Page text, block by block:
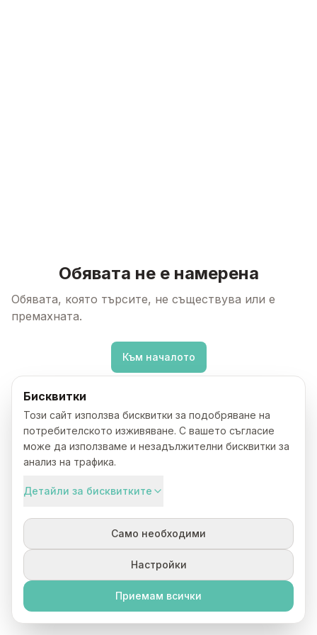
Обявата не е намерена
Обявата, която търсите, не съществува или е
премахната.
Към началото
Бисквитки
Този сайт използва бисквитки за подобряване на
потребителското изживяване. С вашето съгласие
може да използваме и незадължителни бисквитки за
анализ на трафика.
Детайли за бисквитките
Само необходими
Настройки
Приемам всички